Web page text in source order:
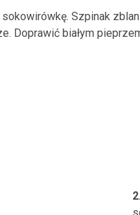
Szpinak
Doprawić białym